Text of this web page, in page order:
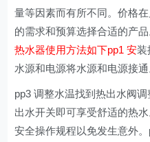
量等因素而有所不同。价格
的需求和预算选择合适的产
热水器使用方法如下pp1 安装
水源和电源将水源和电源接通
pp3 调整水温找到热出水阀
出水开关即可享受舒适的热
安全操作规程以免发生意外